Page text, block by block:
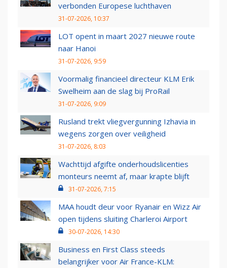
verbonden Europese luchthaven
31-07-2026, 10:37
LOT opent in maart 2027 nieuwe route
naar Hanoi
31-07-2026, 9:59
Voormalig financieel directeur KLM Erik
Swelheim aan de slag bij ProRail
31-07-2026, 9:09
Rusland trekt vliegvergunning Izhavia in
wegens zorgen over veiligheid
31-07-2026, 8:03
Wachttijd afgifte onderhoudslicenties
monteurs neemt af, maar krapte blijft
31-07-2026, 7:15
MAA houdt deur voor Ryanair en Wizz Air
open tijdens sluiting Charleroi Airport
30-07-2026, 14:30
Business en First Class steeds
belangrijker voor Air France-KLM: